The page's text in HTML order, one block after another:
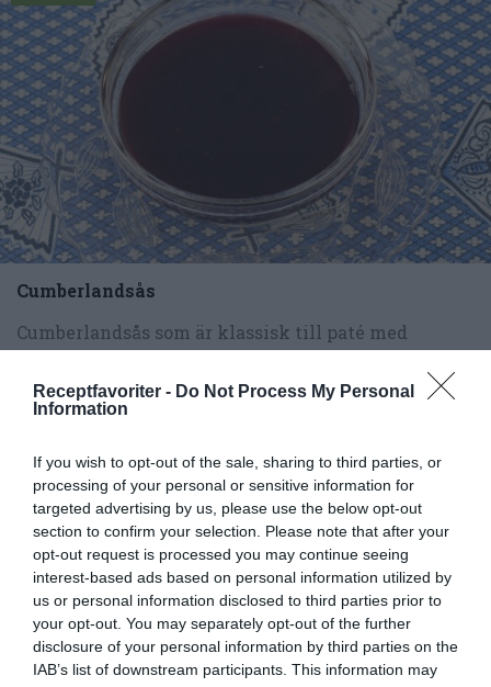
Receptfavoriter - Do Not Process My Personal
Information
If you wish to opt-out of the sale, sharing to third parties, or
processing of your personal or sensitive information for
targeted advertising by us, please use the below opt-out
section to confirm your selection. Please note that after your
opt-out request is processed you may continue seeing
interest-based ads based on personal information utilized by
us or personal information disclosed to third parties prior to
your opt-out. You may separately opt-out of the further
disclosure of your personal information by third parties on the
IAB’s list of downstream participants. This information may
Cumberlandsås
Cumberlandsås som är klassisk till paté med
sig länge...
RECEPT